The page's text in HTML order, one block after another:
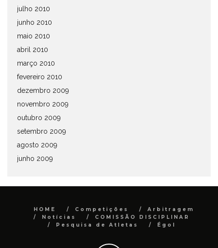
julho 2010
junho 2010
maio 2010
abril 2010
março 2010
fevereiro 2010
dezembro 2009
novembro 2009
outubro 2009
setembro 2009
agosto 2009
junho 2009
HOME Competições
Arbitragem
Notícias
COMISSÃO DISCIPLINAR
Pesquisa de Atletas
Égol